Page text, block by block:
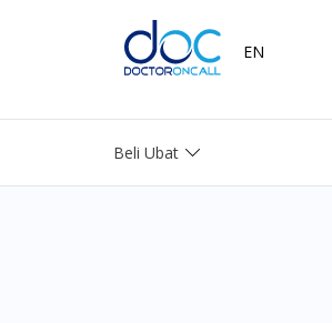
EN
Beli Ubat